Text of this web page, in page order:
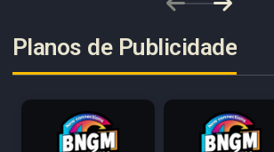
Planos de Publicidade